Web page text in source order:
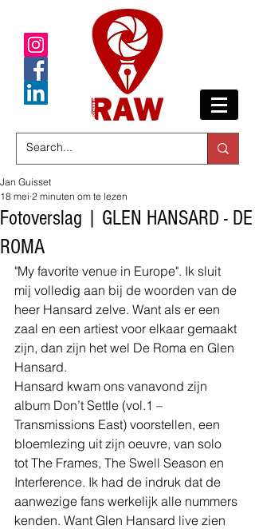
Fotoverslag | GLEN HANSARD - DE
ROMA
Jan Guisset
18 mei 2 minuten om te lezen
"My favorite venue in Europe". Ik sluit
mij volledig aan bij de woorden van de
heer Hansard zelve. Want als er een
zaal en een artiest voor elkaar gemaakt
zijn, dan zijn het wel De Roma en Glen
Hansard.
Hansard kwam ons vanavond zijn
album Don’t Settle (vol.1 –
Transmissions East) voorstellen, een
bloemlezing uit zijn oeuvre, van solo
tot The Frames, The Swell Season en
Interference. Ik had de indruk dat de
aanwezige fans werkelijk alle nummers
kenden. Want Glen Hansard live zien